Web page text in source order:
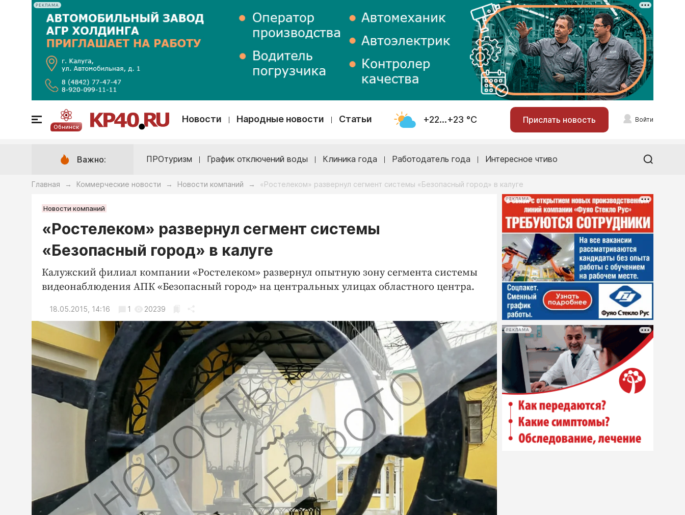
РЕКЛАМА
Обнинск
Новости Народные новости Статьи +22...+23 °С Прислать новость Войти
Важно: ПРОтуризм График отключений воды Клиника года Работодатель года Интересное чтиво
Главная → Коммерческие новости → Новости компаний → «Ростелеком» развернул сегмент системы «Безопасный город» в калуге
Новости компаний
«Ростелеком» развернул сегмент системы
«Безопасный город» в калуге
Калужский филиал компании «Ростелеком» развернул опытную зону сегмента системы
видеонаблюдения АПК «Безопасный город» на центральных улицах областного центра.
18.05.2015, 14:16 1 20239
РЕКЛАМА
РЕКЛАМА